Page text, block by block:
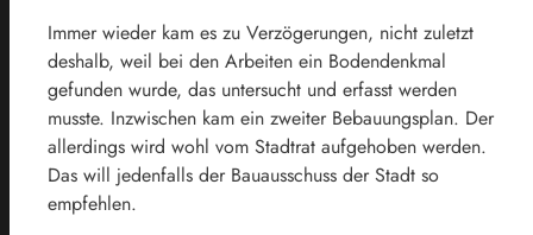
Immer wieder kam es zu Verzögerungen, nicht zuletzt
deshalb, weil bei den Arbeiten ein Bodendenkmal
gefunden wurde, das untersucht und erfasst werden
musste. Inzwischen kam ein zweiter Bebauungsplan. Der
allerdings wird wohl vom Stadtrat aufgehoben werden.
Das will jedenfalls der Bauausschuss der Stadt so
empfehlen.